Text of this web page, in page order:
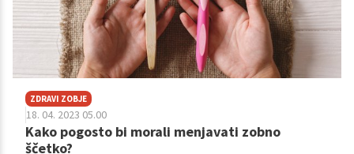
ZDRAVI ZOBJE
18. 04. 2023 05.00
Kako pogosto bi morali menjavati zobno
ščetko?